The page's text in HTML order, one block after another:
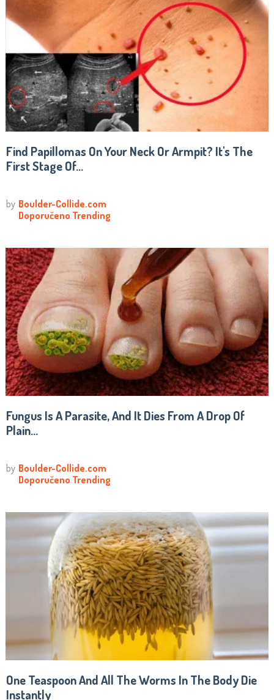
Find Papillomas On Your Neck Or Armpit? It's The
First Stage Of...
Fungus Is A Parasite, And It Dies From A Drop Of
Plain...
One Teaspoon And All The Worms In The Body Die
Instantly